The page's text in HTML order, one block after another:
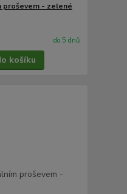
proševem - zelené
do 5 dnů
košíku